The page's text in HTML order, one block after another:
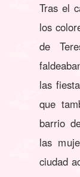
Tras el
los
de
las
que
barrio
las
ciudad